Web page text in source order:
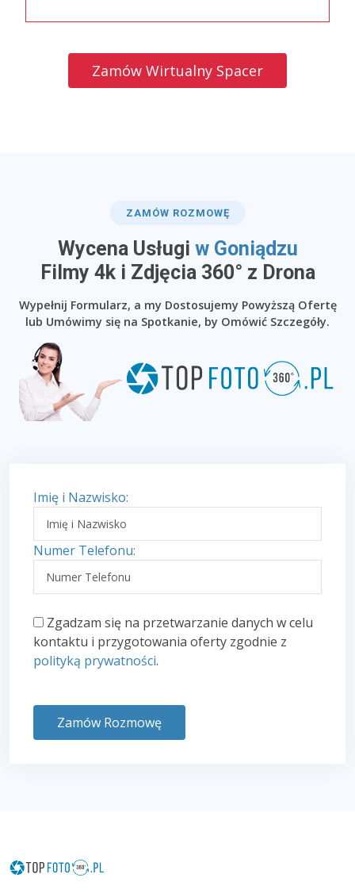
Zamów Wirtualny Spacer
ZAMÓW ROZMOWĘ
Wycena Usługi w Goniądzu
​Filmy 4k i Zdjęcia 360° z Drona
Wypełnij Formularz, a my Dostosujemy Powyższą Ofertę
lub Umówimy się na Spotkanie, by Omówić Szczegóły.
Imię i Nazwisko:
Numer Telefonu:
Zgadzam się na przetwarzanie danych w celu
kontaktu i przygotowania oferty zgodnie z
polityką prywatności.
Zamów Rozmowę